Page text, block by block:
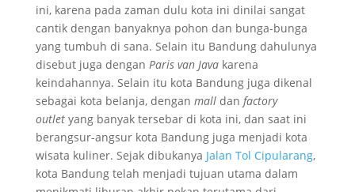
ini, karena pada zaman dulu kota ini dinilai sangat
cantik dengan banyaknya pohon dan bunga-bunga
yang tumbuh di sana. Selain itu Bandung dahulunya
disebut juga dengan Paris van Javakarena
keindahannya. Selain itu kota Bandung juga dikenal
sebagai kota belanja, dengan malldan factory
outletyang banyak tersebar di kota ini, dan saat ini
berangsur-angsur kota Bandung juga menjadi kota
wisata kuliner. Sejak dibukanya Jalan Tol Cipularang,
kota Bandung telah menjadi tujuan utama dalam